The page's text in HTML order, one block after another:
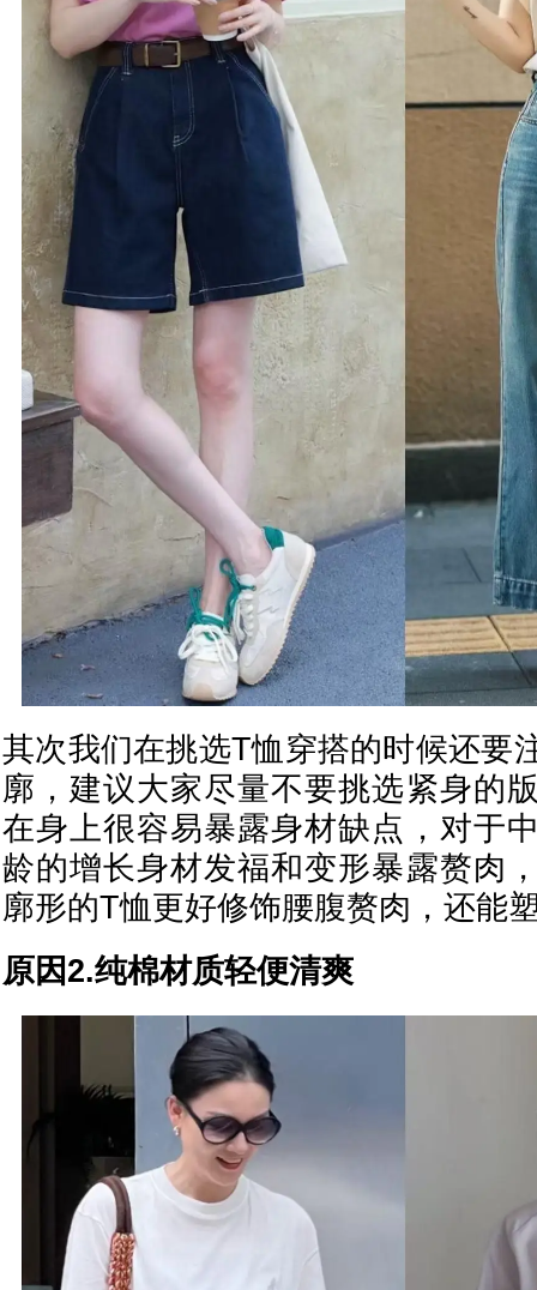
其次我们在挑选T恤穿搭的时候还要
廓，建议大家尽量不要挑选紧身的
在身上很容易暴露身材缺点，对于
龄的增长身材发福和变形暴露赘肉
廓形的T恤更好修饰腰腹赘肉，还能
原因2.纯棉材质轻便清爽